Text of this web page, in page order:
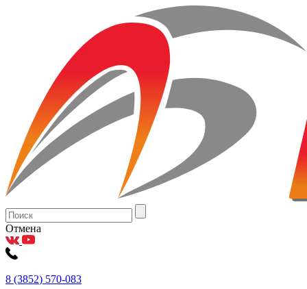
Отмена
8 (3852) 570-083